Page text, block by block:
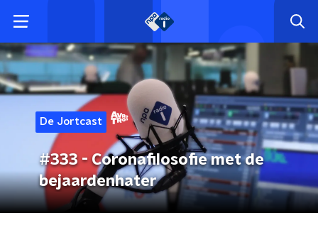
De Jortcast
#333 - Coronafilosofie met de
bejaardenhater